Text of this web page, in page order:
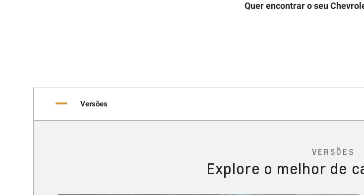
Quer encontrar o seu
Versões
VERSÕES
Explore o melhor de